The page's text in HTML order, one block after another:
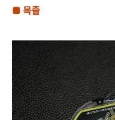
■ 목줄